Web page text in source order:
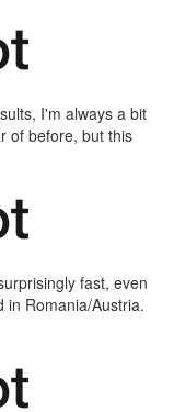
I'm always a bit
of before, but this
fast, even
in Romania/Austria.